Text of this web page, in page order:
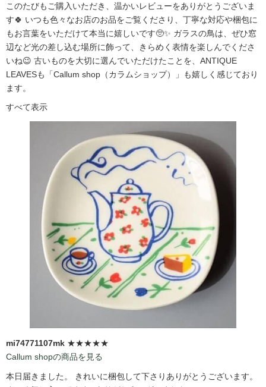
このたびもご購入いただき、温かいレビューをありがとうございま
す🍀 いつも色々なお店のお品をご覧くださり、丁寧な対応や梱包に
もお言葉をいただけて本当に嬉しいです🥺✨ ガラスの鳥は、ぜひ窓
辺など光の差し込む場所に飾って、きらめく表情を楽しんでくださ
いね😉 古いものを大切に選んでいただけたことを、ANTIQUE
LEAVESも「Callum shop（カラムショップ）」も嬉しく感じており
ます。
すべて表示
mi74771107mk ★★★★★
Callum shopの商品を見る
本日届きました。 きれいに梱包して下さりありがとうございます。